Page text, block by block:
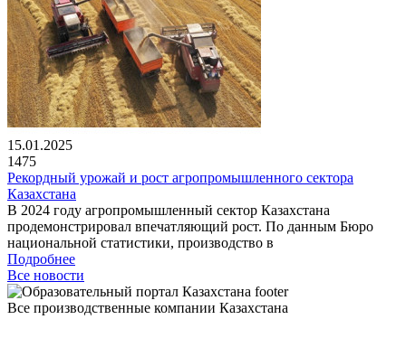
15.01.2025
1475
Рекордный урожай и рост агропромышленного сектора
Казахстана
В 2024 году агропромышленный сектор Казахстана
продемонстрировал впечатляющий рост. По данным Бюро
национальной статистики, производство в
Подробнее
Все новости
Все производственные компании Казахстана